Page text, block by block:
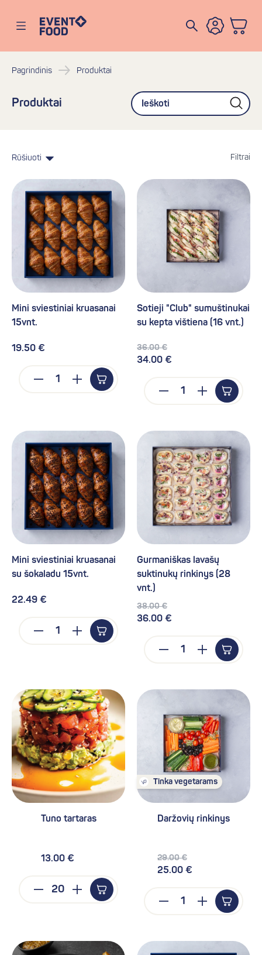
Atidaryti meniu
Eventofood
Pagrindinis Produktai
Produktai
Rūšiuoti Filtrai
Mini sviestiniai kruasanai
15vnt.
19.50 €
Sotieji "Club" sumuštinukai
su kepta vištiena (16 vnt.)
36.00 €
34.00 €
Mini sviestiniai kruasanai
su šokaladu 15vnt.
22.49 €
Gurmaniškas lavašų
suktinukų rinkinys (28
vnt.)
38.00 €
36.00 €
Tuno tartaras
13.00 €
Tinka vegetarams
Daržovių rinkinys
29.00 €
25.00 €